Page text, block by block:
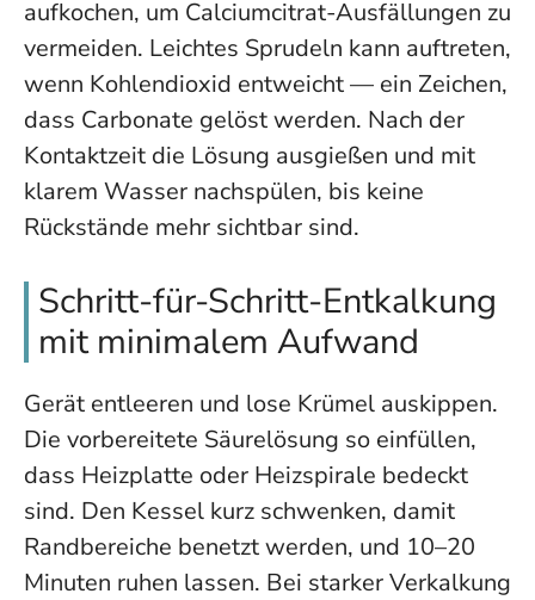
aufkochen, um Calciumcitrat-Ausfällungen zu
vermeiden. Leichtes Sprudeln kann auftreten,
wenn Kohlendioxid entweicht — ein Zeichen,
dass Carbonate gelöst werden. Nach der
Kontaktzeit die Lösung ausgießen und mit
klarem Wasser nachspülen, bis keine
Rückstände mehr sichtbar sind.
Schritt-für-Schritt-Entkalkung
mit minimalem Aufwand
Gerät entleeren und lose Krümel auskippen.
Die vorbereitete Säurelösung so einfüllen,
dass Heizplatte oder Heizspirale bedeckt
sind. Den Kessel kurz schwenken, damit
Randbereiche benetzt werden, und 10–20
Minuten ruhen lassen. Bei starker Verkalkung